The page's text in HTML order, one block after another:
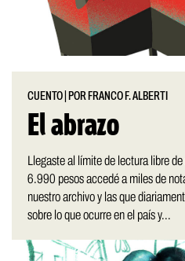
CUENTO POR FRANCO F. ALBERTI
El abrazo
Llegaste al límite de lectura libre
6.990 pesos accedé a miles de
nuestro archivo y las que
sobre lo que ocurre en el país y...